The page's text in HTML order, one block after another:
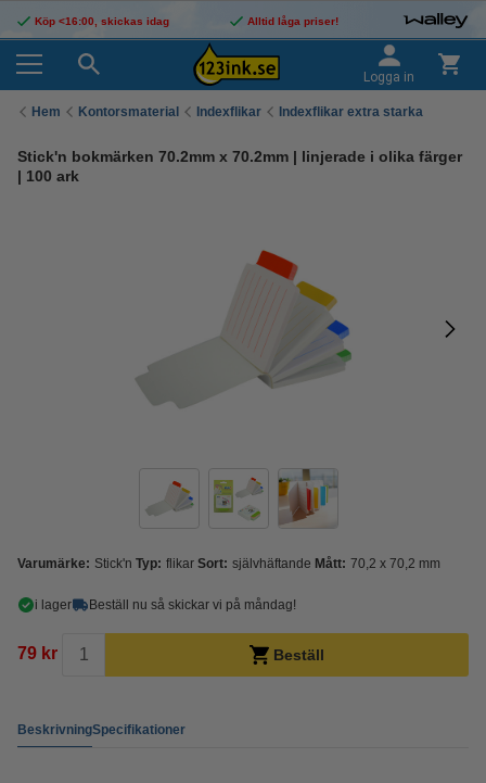
Köp <16:00, skickas idag Alltid låga priser!
Logga in
Hem Kontorsmaterial Indexflikar Indexflikar extra starka
Stick'n bokmärken 70.2mm x 70.2mm | linjerade i olika färger
| 100 ark
Varumärke: Stick'n Typ: flikar Sort: självhäftande Mått: 70,2 x 70,2 mm
i lager Beställ nu så skickar vi på måndag!
79 kr Beställ
BeskrivningSpecifikationer